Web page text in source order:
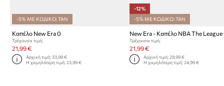
-5% ΜΕ ΚΩΔΙΚΟ: TAN
Καπέλο New Era 0
Τρέχουσα τιμή:
21,99 €
Αρχική τιμή:33,99 €
Η χαμηλότερη τιμή:23,99 €
-12%
-5% ΜΕ ΚΩΔΙΚΟ: TAN
Τρέχουσα τιμή:
21,99 €
Αρχική τιμή: 29,99 €
Η χαμηλότερη τιμή: 24,99 €